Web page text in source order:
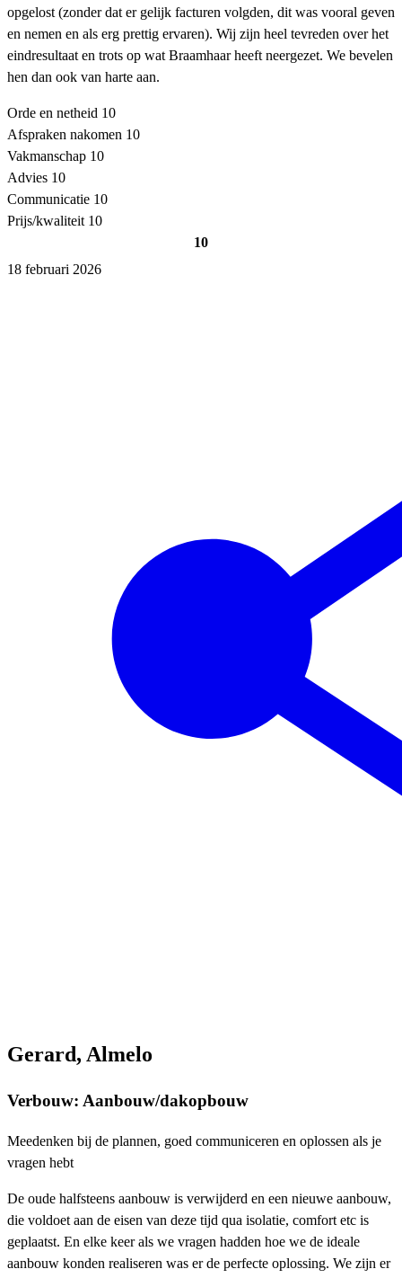
opgelost (zonder dat er gelijk facturen volgden, dit was vooral geven
en nemen en als erg prettig ervaren). Wij zijn heel tevreden over het
eindresultaat en trots op wat Braamhaar heeft neergezet. We bevelen
hen dan ook van harte aan.
Orde en netheid 10
Afspraken nakomen 10
Vakmanschap 10
Advies 10
Communicatie 10
Prijs/kwaliteit 10
10
18 februari 2026
Gerard, Almelo
Verbouw: Aanbouw/dakopbouw
Meedenken bij de plannen, goed communiceren en oplossen als je
vragen hebt
De oude halfsteens aanbouw is verwijderd en een nieuwe aanbouw,
die voldoet aan de eisen van deze tijd qua isolatie, comfort etc is
geplaatst. En elke keer als we vragen hadden hoe we de ideale
aanbouw konden realiseren was er de perfecte oplossing. We zijn er